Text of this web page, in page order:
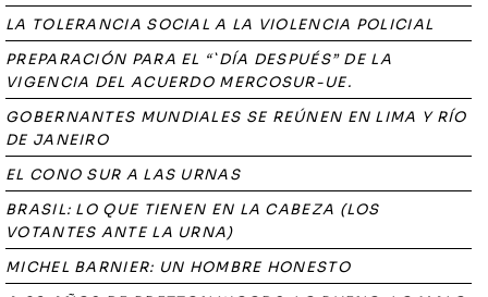
LA TOLERANCIA SOCIAL A LA VIOLENCIA POLICIAL
PREPARACIÓN PARA EL “`DÍA DESPUÉS” DE LA
VIGENCIA DEL ACUERDO MERCOSUR-UE.
GOBERNANTES MUNDIALES SE REÚNEN EN LIMA Y RÍO
DE JANEIRO
EL CONO SUR A LAS URNAS
BRASIL: LO QUE TIENEN EN LA CABEZA (LOS
VOTANTES ANTE LA URNA)
MICHEL BARNIER: UN HOMBRE HONESTO